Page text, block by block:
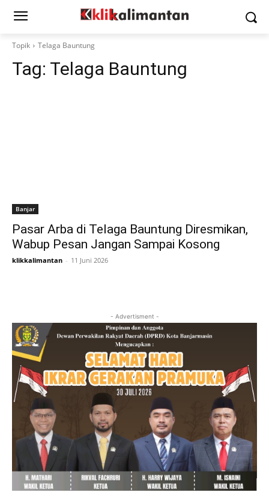
Topik Telaga Bauntung
Tag: Telaga Bauntung
Banjar
Pasar Arba di Telaga Bauntung Diresmikan,
Wabup Pesan Jangan Sampai Kosong
klikkalimantan - 11 Juni 2026
- Advertisment -